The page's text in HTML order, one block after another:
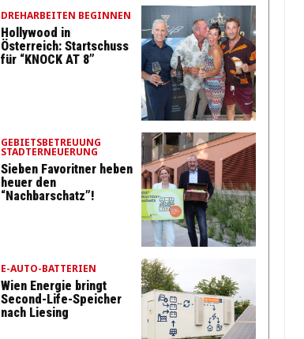
DREHARBEITEN BEGINNEN
Hollywood in
Österreich: Startschuss
für “KNOCK AT 8”
GEBIETSBETREUUNG
STADTERNEUERUNG
Sieben Favoritner heben
heuer den
“Nachbarschatz”!
E-AUTO-BATTERIEN
Wien Energie bringt
Second-Life-Speicher
nach Liesing